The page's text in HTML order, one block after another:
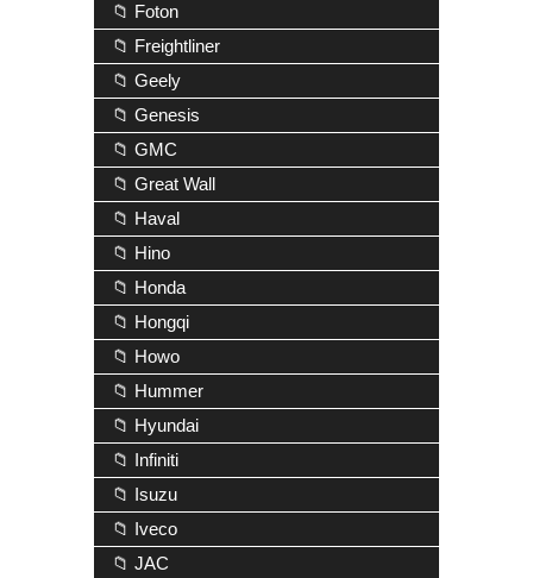
📁 Foton
📁 Freightliner
📁 Geely
📁 Genesis
📁 GMC
📁 Great Wall
📁 Haval
📁 Hino
📁 Honda
📁 Hongqi
📁 Howo
📁 Hummer
📁 Hyundai
📁 Infiniti
📁 Isuzu
📁 Iveco
📁 JAC